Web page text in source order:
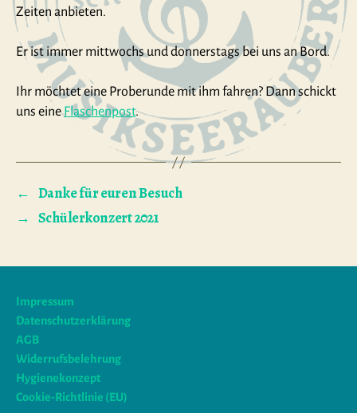
Zeiten anbieten.
Er ist immer mittwochs und donnerstags bei uns an Bord.
Ihr möchtet eine Proberunde mit ihm fahren? Dann schickt
uns eineFlaschenpost.
← Danke für euren Besuch
→ Schülerkonzert 2021
Impressum
Datenschutzerklärung
AGB
Widerrufsbelehrung
Hygienekonzept
Cookie-Richtlinie (EU)